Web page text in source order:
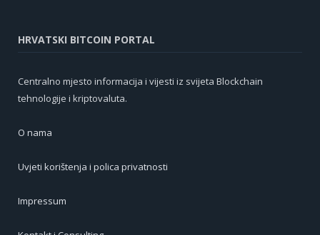
HRVATSKI BITCOIN PORTAL
Centralno mjesto informacija i vijesti iz svijeta Blockchain
tehnologije i kriptovaluta.
O nama
Uvjeti korištenja i polica privatnosti
Impressum